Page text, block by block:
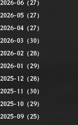
2026-06（27）
2026-05（27）
2026-04（27）
2026-03（30）
2026-02（28）
2026-01（29）
2025-12（28）
2025-11（30）
2025-10（29）
2025-09（25）